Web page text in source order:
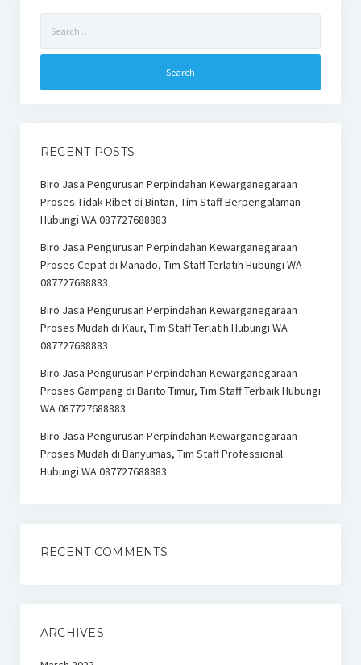
for:
RECENT POSTS
Biro Jasa Pengurusan Perpindahan Kewarganegaraan
Proses Tidak Ribet di Bintan, Tim Staff Berpengalaman
Hubungi WA 087727688883
Biro Jasa Pengurusan Perpindahan Kewarganegaraan
Proses Cepat di Manado, Tim Staff Terlatih Hubungi WA
087727688883
Biro Jasa Pengurusan Perpindahan Kewarganegaraan
Proses Mudah di Kaur, Tim Staff Terlatih Hubungi WA
087727688883
Biro Jasa Pengurusan Perpindahan Kewarganegaraan
Proses Gampang di Barito Timur, Tim Staff Terbaik Hubungi
WA 087727688883
Biro Jasa Pengurusan Perpindahan Kewarganegaraan
Proses Mudah di Banyumas, Tim Staff Professional
Hubungi WA 087727688883
RECENT COMMENTS
ARCHIVES